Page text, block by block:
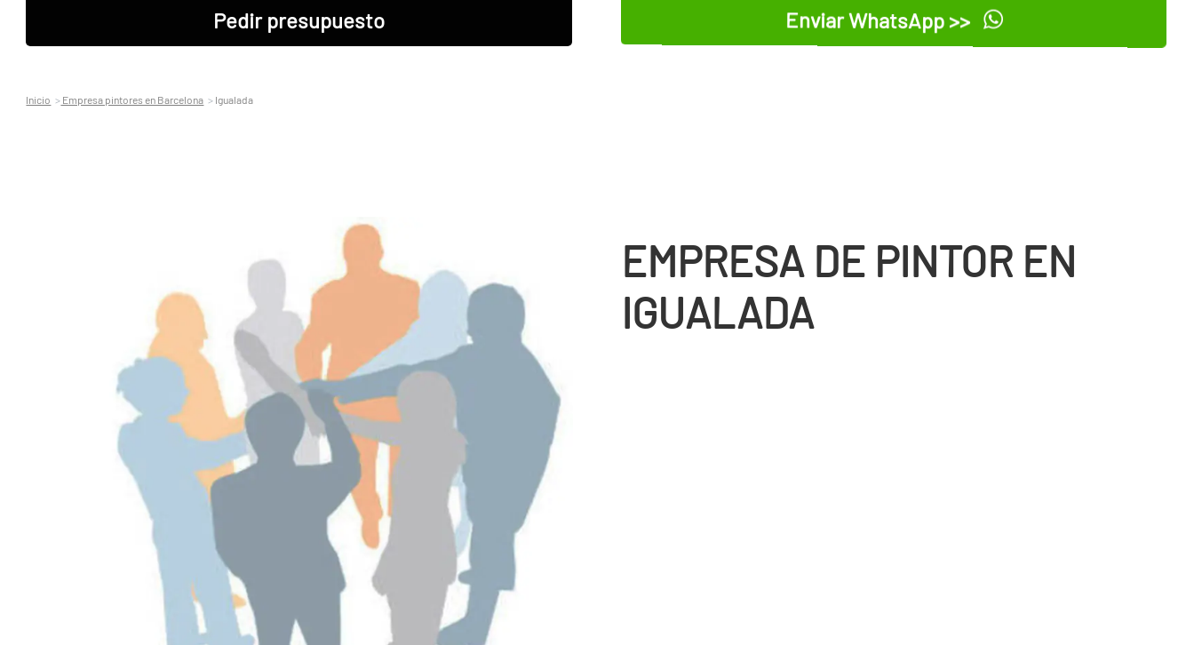
Pedir presupuesto Enviar WhatsApp >>
Inicio Empresa pintores en Barcelona Igualada
EMPRESA DE PINTOR EN
IGUALADA